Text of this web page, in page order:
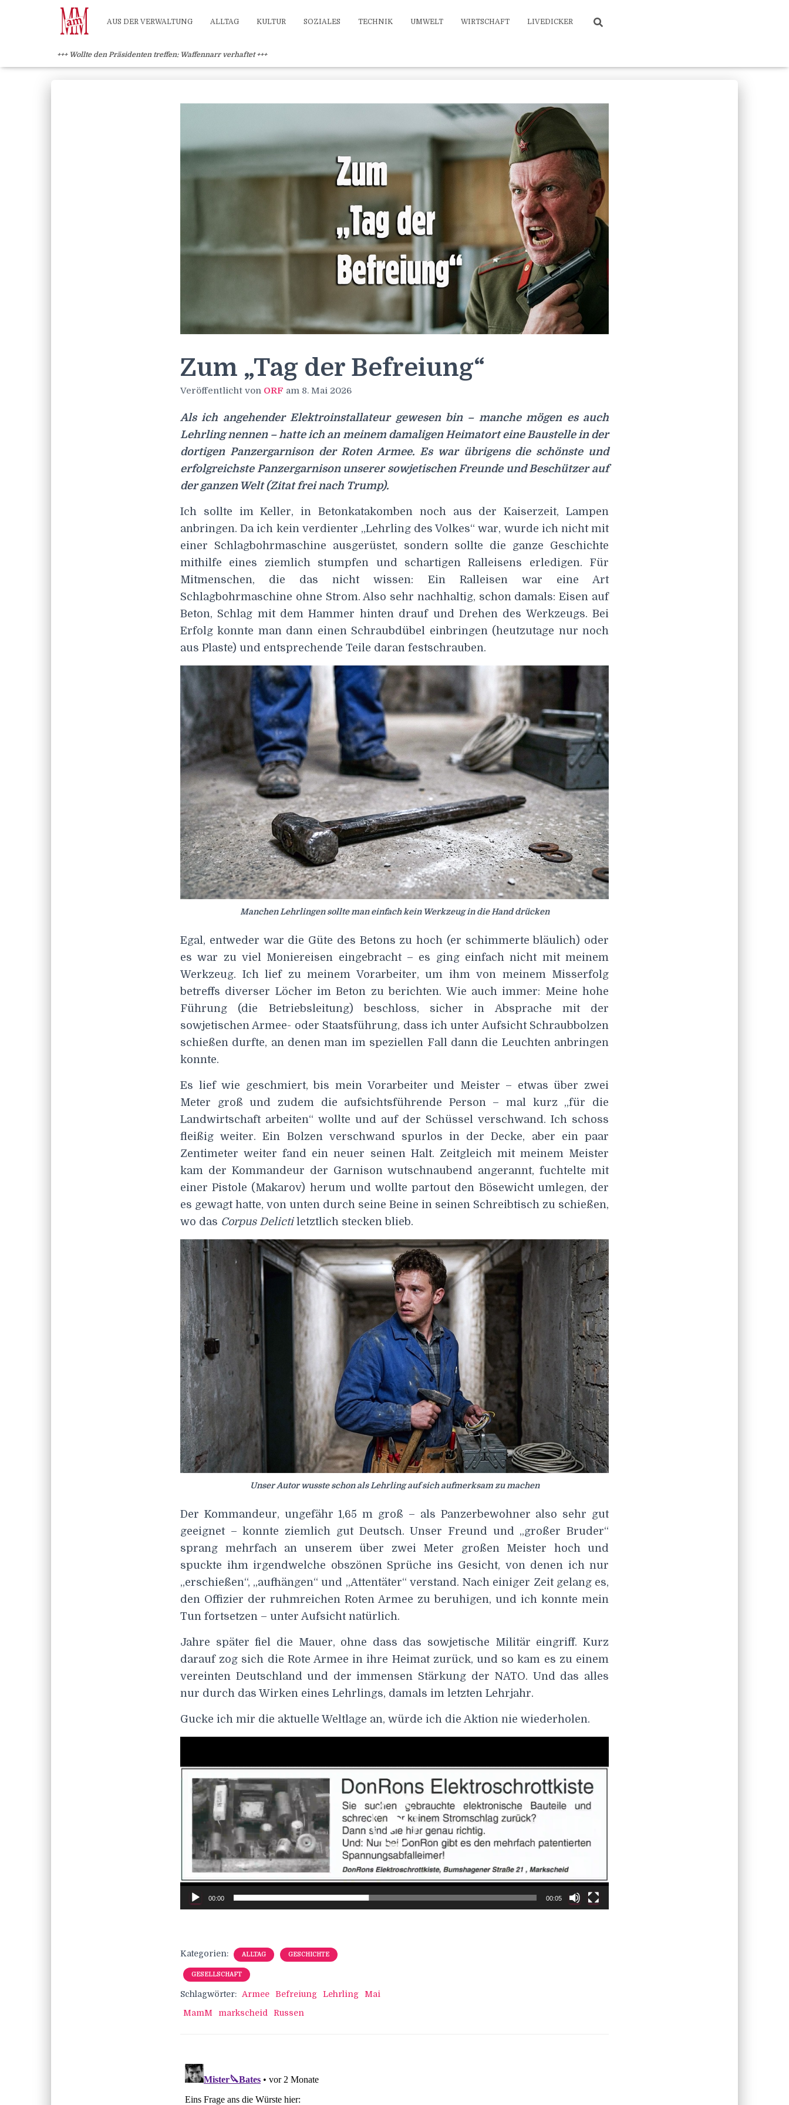
Weiterlesen" /> Weiterlesen" />
AUS DER VERWALTUNG ALLTAG KULTUR SOZIALES TECHNIK UMWELT WIRTSCHAFT LIVEDICKER
+++ Wollte den Präsidenten treffen: Waffennarr verhaftet +++
Zum „Tag der Befreiung“
Veröffentlicht von ORF am 8. Mai 2026
Als ich angehender Elektroinstallateur gewesen bin – manche mögen es auch
Lehrling nennen – hatte ich an meinem damaligen Heimatort eine Baustelle in der
dortigen Panzergarnison der Roten Armee. Es war übrigens die schönste und
erfolgreichste Panzergarnison unserer sowjetischen Freunde und Beschützer auf
der ganzen Welt (Zitat frei nach Trump).
Ich sollte im Keller, in Betonkatakomben noch aus der Kaiserzeit, Lampen
anbringen. Da ich kein verdienter „Lehrling des Volkes“ war, wurde ich nicht mit
einer Schlagbohrmaschine ausgerüstet, sondern sollte die ganze Geschichte
mithilfe eines ziemlich stumpfen und schartigen Ralleisens erledigen. Für
Mitmenschen, die das nicht wissen: Ein Ralleisen war eine Art
Schlagbohrmaschine ohne Strom. Also sehr nachhaltig, schon damals: Eisen auf
Beton, Schlag mit dem Hammer hinten drauf und Drehen des Werkzeugs. Bei
Erfolg konnte man dann einen Schraubdübel einbringen (heutzutage nur noch
aus Plaste) und entsprechende Teile daran festschrauben.
Manchen Lehrlingen sollte man einfach kein Werkzeug in die Hand drücken
Egal, entweder war die Güte des Betons zu hoch (er schimmerte bläulich) oder
es war zu viel Moniereisen eingebracht – es ging einfach nicht mit meinem
Werkzeug. Ich lief zu meinem Vorarbeiter, um ihm von meinem Misserfolg
betreffs diverser Löcher im Beton zu berichten. Wie auch immer: Meine hohe
Führung (die Betriebsleitung) beschloss, sicher in Absprache mit der
sowjetischen Armee- oder Staatsführung, dass ich unter Aufsicht Schraubbolzen
schießen durfte, an denen man im speziellen Fall dann die Leuchten anbringen
konnte.
Es lief wie geschmiert, bis mein Vorarbeiter und Meister – etwas über zwei
Meter groß und zudem die aufsichtsführende Person – mal kurz „für die
Landwirtschaft arbeiten“ wollte und auf der Schüssel verschwand. Ich schoss
fleißig weiter. Ein Bolzen verschwand spurlos in der Decke, aber ein paar
Zentimeter weiter fand ein neuer seinen Halt. Zeitgleich mit meinem Meister
kam der Kommandeur der Garnison wutschnaubend angerannt, fuchtelte mit
einer Pistole (Makarov) herum und wollte partout den Bösewicht umlegen, der
es gewagt hatte, von unten durch seine Beine in seinen Schreibtisch zu schießen,
wo das Corpus Delictiletztlich stecken blieb.
Unser Autor wusste schon als Lehrling auf sich aufmerksam zu machen
Der Kommandeur, ungefähr 1,65 m groß – als Panzerbewohner also sehr gut
geeignet – konnte ziemlich gut Deutsch. Unser Freund und „großer Bruder“
sprang mehrfach an unserem über zwei Meter großen Meister hoch und
spuckte ihm irgendwelche obszönen Sprüche ins Gesicht, von denen ich nur
„erschießen“, „aufhängen“ und „Attentäter“ verstand. Nach einiger Zeit gelang es,
den Offizier der ruhmreichen Roten Armee zu beruhigen, und ich konnte mein
Tun fortsetzen – unter Aufsicht natürlich.
Jahre später fiel die Mauer, ohne dass das sowjetische Militär eingriff. Kurz
darauf zog sich die Rote Armee in ihre Heimat zurück, und so kam es zu einem
vereinten Deutschland und der immensen Stärkung der NATO. Und das alles
nur durch das Wirken eines Lehrlings, damals im letzten Lehrjahr.
Gucke ich mir die aktuelle Weltlage an, würde ich die Aktion nie wiederholen.
00:00 00:05
Kategorien: ALLTAG GESCHICHTE
GESELLSCHAFT
Schlagwörter: Armee Befreiung Lehrling
Mai
MamM
markscheid Russen